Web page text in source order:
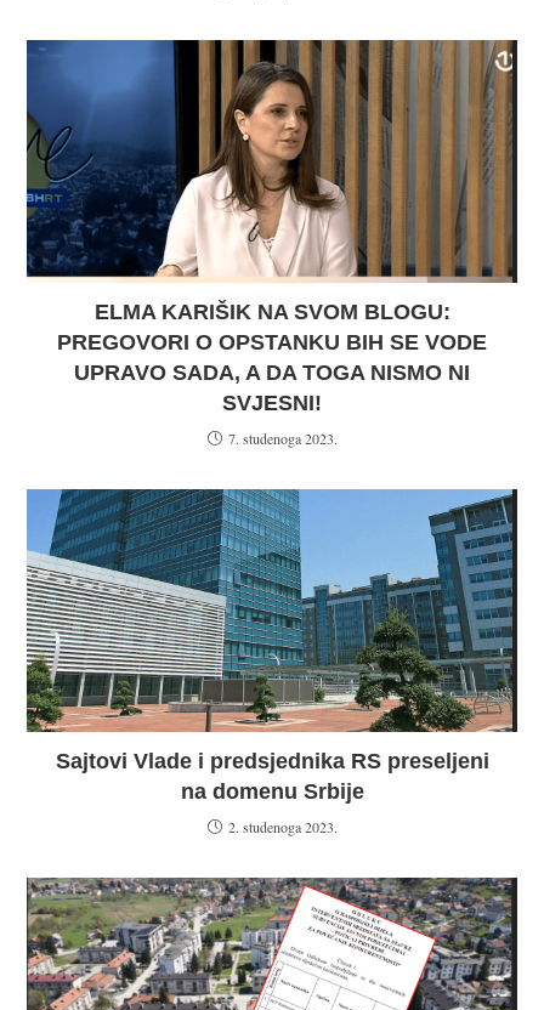
ELMA KARIŠIK NA SVOM BLOGU:
PREGOVORI O OPSTANKU BIH SE VODE
UPRAVO SADA, A DA TOGA NISMO NI
SVJESNI!
7. studenoga 2023.
Sajtovi Vlade i predsjednika RS preseljeni
na domenu Srbije
2. studenoga 2023.